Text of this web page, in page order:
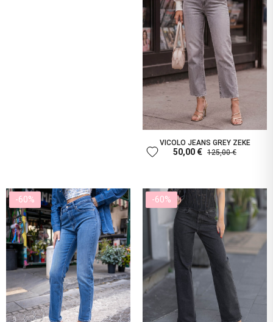
VICOLO JEANS GREY ZEKE
50,00 € 125,00 €
favorite
-60% -60%